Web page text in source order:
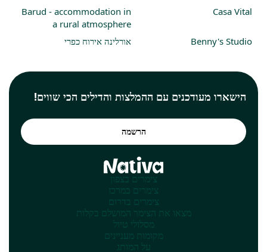
Casa Vital
Barud - accommodation in
a rural atmosphere
Benny's Studio
אורלינה אירוח כפרי
הישארו מעודכנים עם ההמלצות והדילים הכי שווים!
הרשמה
צימרים בצפון
צימרים במרכז
צימרים בדרום
מצאו את הצימר המושלם בקלות
מסלולי טיול
מקומות מעניינים
על המותג